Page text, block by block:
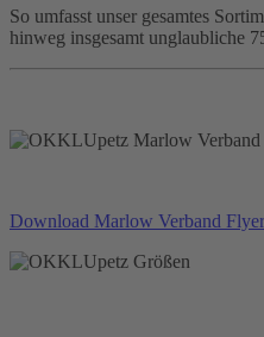
So umfasst unser gesamtes
hinweg insgesamt unglaubliche
Download Marlow Verband Flyer